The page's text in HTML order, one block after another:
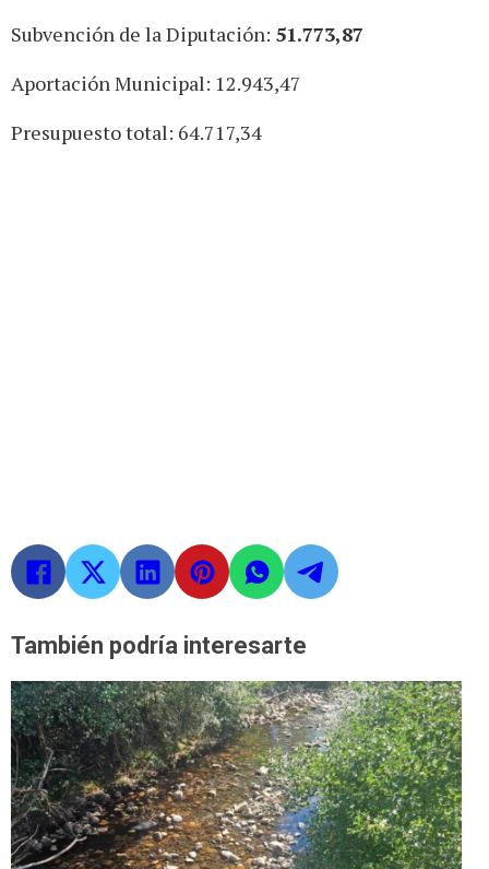
Subvención de la Diputación: 51.773,87
Aportación Municipal: 12.943,47
Presupuesto total: 64.717,34
También podría interesarte